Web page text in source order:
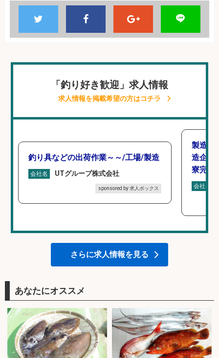
「釣り好き歓迎」求人情報
求人情報を掲載希望の方はコチラ
釣り具などの出荷作業～～/工場/製造
会社名 UTグループ株式会社
sponsored by 求人ボックス
製造「
造企業
寮完備
会社名
さらに求人情報を見る
あなたにオススメ